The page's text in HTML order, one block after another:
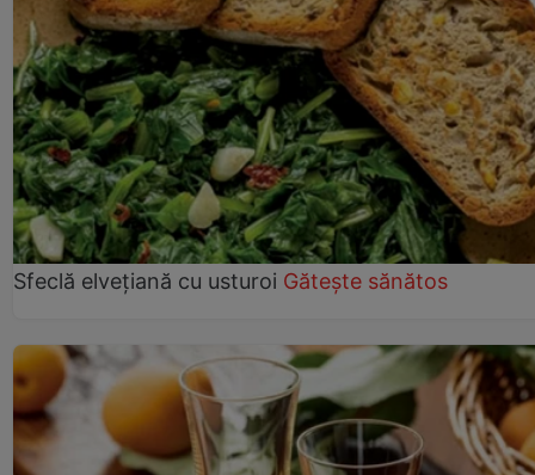
Sfeclă elvețiană cu usturoi Gătește sănătos